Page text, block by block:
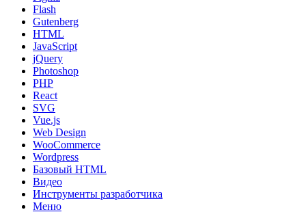
Flash
Gutenberg
HTML
JavaScript
jQuery
Photoshop
PHP
React
SVG
Vue.js
Web Design
WooCommerce
Wordpress
Базовый HTML
Видео
Инструменты разработчика
Меню